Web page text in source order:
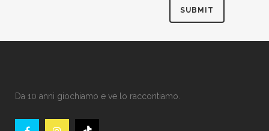
Da 10 anni giochiamo e ve lo raccontiamo.